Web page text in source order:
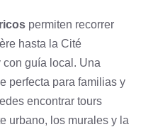
permiten recorrer
hasta la Cité
con guía local. Una
perfecta para familias y
encontrar tours
urbano, los murales y la